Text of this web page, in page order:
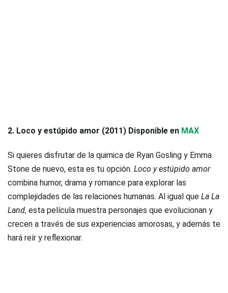
2. Loco y estúpido amor (2011) Disponible en MAX
Si quieres disfrutar de la quimica de Ryan Gosling y Emma
Stone de nuevo, esta es tu opción. Loco y estúpido amor
combina humor, drama y romance para explorar las
complejidades de las relaciones humanas. Al igual que La La
Land, esta película muestra personajes que evolucionan y
crecen a través de sus experiencias amorosas, y además te
hará reír y reflexionar.